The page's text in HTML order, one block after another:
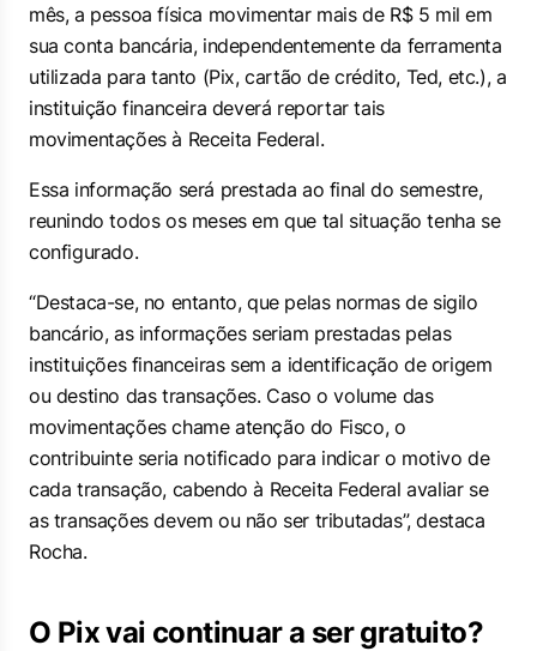
mês, a pessoa física movimentar mais de R$ 5 mil em
sua conta bancária, independentemente da ferramenta
utilizada para tanto (Pix, cartão de crédito, Ted, etc.), a
instituição financeira deverá reportar tais
movimentações à Receita Federal.
Essa informação será prestada ao final do semestre,
reunindo todos os meses em que tal situação tenha se
configurado.
“Destaca-se, no entanto, que pelas normas de sigilo
bancário, as informações seriam prestadas pelas
instituições financeiras sem a identificação de origem
ou destino das transações. Caso o volume das
movimentações chame atenção do Fisco, o
contribuinte seria notificado para indicar o motivo de
cada transação, cabendo à Receita Federal avaliar se
as transações devem ou não ser tributadas”, destaca
Rocha.
O Pix vai continuar a ser gratuito?